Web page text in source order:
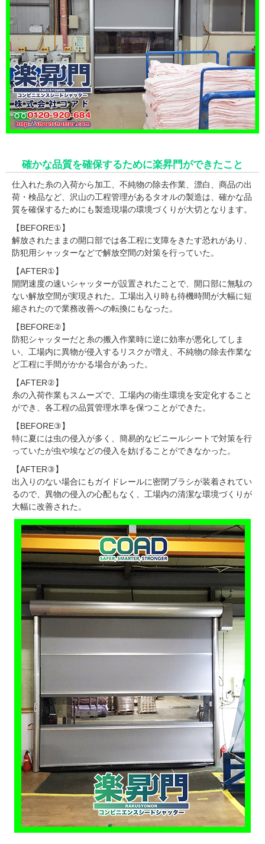
確かな品質を確保するために楽昇門ができたこと
仕入れた糸の入荷から加工、不純物の除去作業、漂白、商品の出
荷・検品など、沢山の工程管理があるタオルの製造は、確かな品
質を確保するためにも製造現場の環境づくりが大切となります。
【BEFORE①】
解放されたままの開口部では各工程に支障をきたす恐れがあり、
防犯用シャッターなどで解放空間の対策を行っていた。
【AFTER①】
開閉速度の速いシャッターが設置されたことで、開口部に無駄の
ない解放空間が実現された。工場出入り時も待機時間が大幅に短
縮されたので業務改善への転換にもなった。
【BEFORE②】
防犯シャッターだと糸の搬入作業時に逆に効率が悪化してしま
い、工場内に異物が侵入するリスクが増え、不純物の除去作業な
ど工程に手間がかかる場合があった。
【AFTER②】
糸の入荷作業もスムーズで、工場内の衛生環境を安定化すること
ができ、各工程の品質管理水準を保つことができた。
【BEFORE③】
特に夏には虫の侵入が多く、簡易的なビニールシートで対策を行
っていたが虫や埃などの侵入を妨げることができなかった。
【AFTER③】
出入りのない場合にもガイドレールに密閉ブラシが装着されてい
るので、異物の侵入の心配もなく、工場内の清潔な環境づくりが
大幅に改善された。